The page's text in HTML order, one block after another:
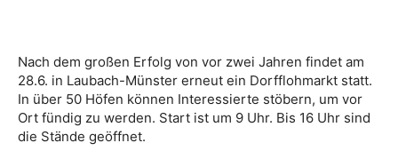
Nach dem großen Erfolg von vor zwei Jahren findet am
28.6. in Laubach-Münster erneut ein Dorfflohmarkt statt.
In über 50 Höfen können Interessierte stöbern, um vor
Ort fündig zu werden. Start ist um 9 Uhr. Bis 16 Uhr sind
die Stände geöffnet.